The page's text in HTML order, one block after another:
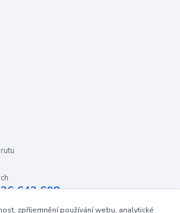
642 608
zpříjemnění používání webu, analytické